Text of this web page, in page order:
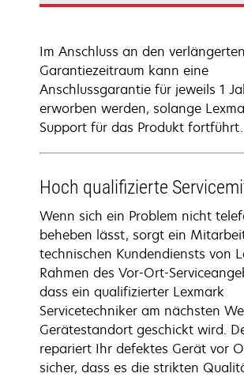
Im Anschluss an den verlängerten
Garantiezeitraum kann eine
Anschlussgarantie für jeweils 1
erworben werden, solange
Support für das Produkt fortführt.
Hoch qualifizierte
Wenn sich ein Problem nicht
beheben lässt, sorgt ein
technischen Kundendiensts von
Rahmen des Vor-Ort-
dass ein qualifizierter Lexmark
Servicetechniker am nächsten
Gerätestandort geschickt wird.
repariert Ihr defektes Gerät vor
sicher, dass es die strikten